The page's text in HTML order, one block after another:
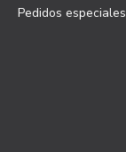
Pedidos especiales